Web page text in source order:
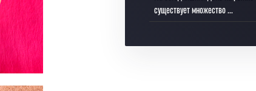
существует множество ...